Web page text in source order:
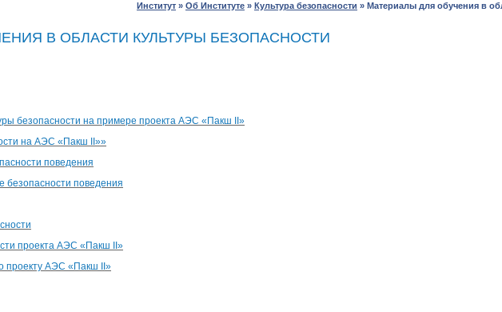
Институт » Об Институте » Культура безопасности » Материалы для обучения в
В ОБЛАСТИ КУЛЬТУРЫ БЕЗОПАСНОСТИ
безопасности на примере проекта АЭС «Пакш II»
на АЭС «Пакш II»»
поведения
безопасности поведения
проекта АЭС «Пакш II»
проекту АЭС «Пакш II»